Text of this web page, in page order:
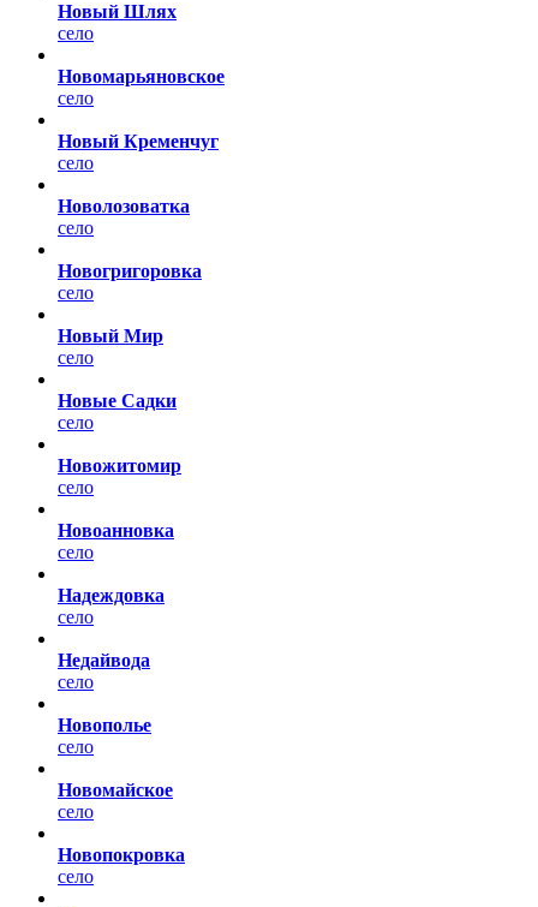
Новый Шлях
село
Новомарьяновское
село
Новый Кременчуг
село
Новолозоватка
село
Новогригоровка
село
Новый Мир
село
Новые Садки
село
Новожитомир
село
Новоанновка
село
Надеждовка
село
Недайвода
село
Новополье
село
Новомайское
село
Новопокровка
село